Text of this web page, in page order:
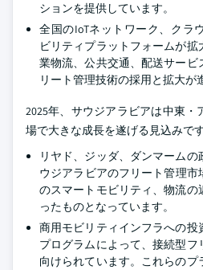
ションを提供しています。
全国のIoTネットワーク、クラ
ビリティプラットフォームが
業物流、公共交通、配送サービ
リート管理技術の採用と拡大が
2025年、サウジアラビアは中東
場で大きな成長を遂げる見込みです
リヤド、ジッダ、ダンマーム
ウジアラビアのフリート管理市
のスマートモビリティ、物流
ったものとなっています。
商用モビリティインフラへの投
プログラムによって、接続型
向けられています。これらの